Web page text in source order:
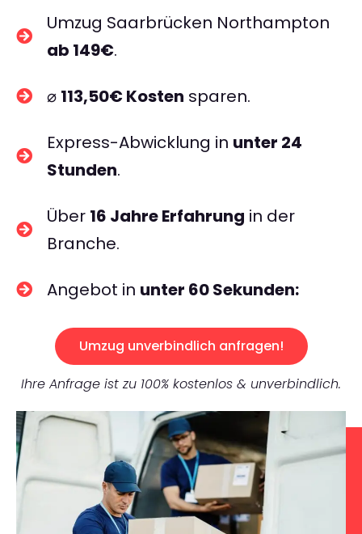
Umzug Saarbrücken Northampton
ab 149€.
⌀ 113,50€ Kosten sparen.
Express-Abwicklung in unter 24
Stunden.
Über 16 Jahre Erfahrung in der
Branche.
Angebot in unter 60 Sekunden:
Umzug unverbindlich anfragen!
Ihre Anfrage ist zu 100% kostenlos & unverbindlich.